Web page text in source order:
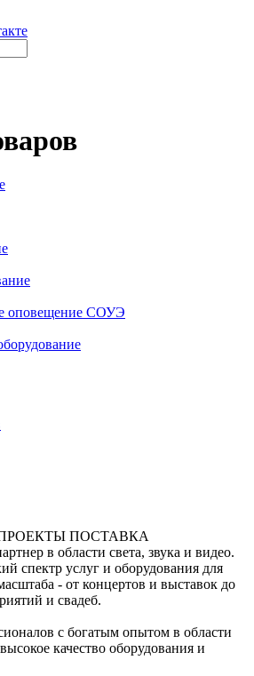
оповещение СОУЭ
ПОСТАВКА
в области света, звука и видео.
спектр услуг и оборудования для
- от концертов и выставок до
и свадеб.
с богатым опытом в области
качество оборудования и